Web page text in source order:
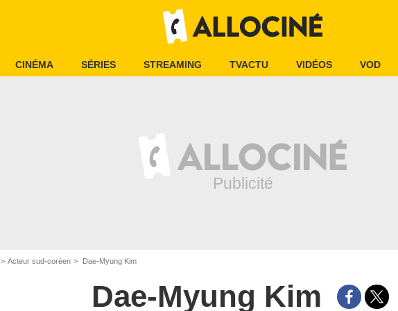
CINÉMA SÉRIES STREAMING TVACTU VIDÉOS VOD
Acteur sud-coréen Dae-Myung Kim
Dae-Myung Kim